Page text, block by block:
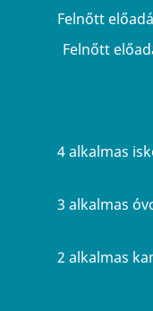
Felnőtt
Felnőtt
4 alkalmas
3 alkalmas
2 alkalmas